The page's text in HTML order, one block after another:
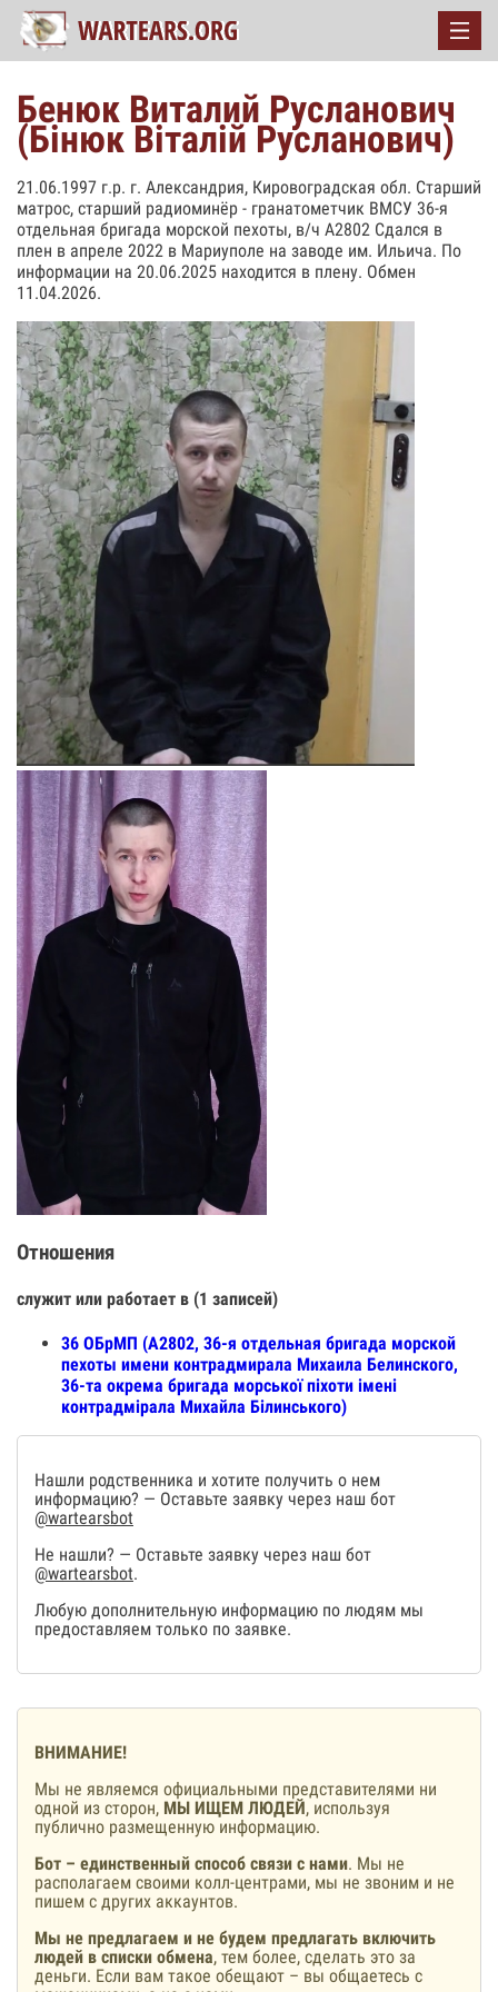
Бенюк Виталий Русланович
(Бінюк Віталій Русланович)
21.06.1997 г.р. г. Александрия, Кировоградская обл. Старший
матрос, старший радиоминёр - гранатометчик ВМСУ 36-я
отдельная бригада морской пехоты, в/ч А2802 Сдался в
плен в апреле 2022 в Мариуполе на заводе им. Ильича. По
информации на 20.06.2025 находится в плену. Обмен
11.04.2026.
Отношения
служит или работает в (1 записей)
36 ОБрМП (А2802, 36-я отдельная бригада морской
пехоты имени контрадмирала Михаила Белинского,
36-та окрема бригада морської піхоти імені
контрадмірала Михайла Білинського)
Нашли родственника и хотите получить о нем
информацию? — Оставьте заявку через наш бот
@wartearsbot
Не нашли? — Оставьте заявку через наш бот
@wartearsbot.
Любую дополнительную информацию по людям мы
предоставляем только по заявке.
ВНИМАНИЕ!
Мы не являемся официальными представителями ни
одной из сторон, МЫ ИЩЕМ ЛЮДЕЙ, используя
публично размещенную информацию.
Бот – единственный способ связи с нами. Мы не
располагаем своими колл-центрами, мы не звоним и не
пишем с других аккаунтов.
Мы не предлагаем и не будем предлагать включить
людей в списки обмена, тем более, сделать это за
деньги. Если вам такое обещают – вы общаетесь с